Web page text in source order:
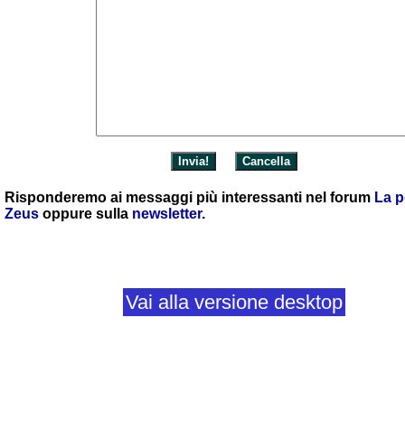
Risponderemo ai messaggi più interessanti nel forum La
Zeus oppure sulla newsletter.
Vai alla versione desktop